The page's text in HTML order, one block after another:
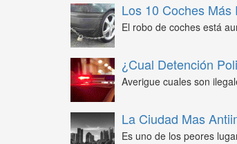
Los 10 Coches
El robo de coches está
¿Cual Detención
Averigue cuales son
La Ciudad Mas
Es uno de los peores